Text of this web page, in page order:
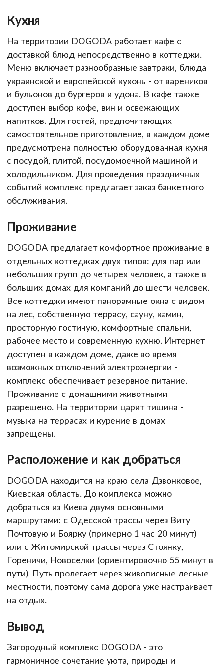
Кухня
На территории DOGODA работает кафе с
доставкой блюд непосредственно в коттеджи.
Меню включает разнообразные завтраки, блюда
украинской и европейской кухонь - от вареников
и бульонов до бургеров и удона. В кафе также
доступен выбор кофе, вин и освежающих
напитков. Для гостей, предпочитающих
самостоятельное приготовление, в каждом доме
предусмотрена полностью оборудованная кухня
с посудой, плитой, посудомоечной машиной и
холодильником. Для проведения праздничных
событий комплекс предлагает заказ банкетного
обслуживания.
Проживание
DOGODA предлагает комфортное проживание в
отдельных коттеджах двух типов: для пар или
небольших групп до четырех человек, а также в
больших домах для компаний до шести человек.
Все коттеджи имеют панорамные окна с видом
на лес, собственную террасу, сауну, камин,
просторную гостиную, комфортные спальни,
рабочее место и современную кухню. Интернет
доступен в каждом доме, даже во время
возможных отключений электроэнергии -
комплекс обеспечивает резервное питание.
Проживание с домашними животными
разрешено. На территории царит тишина -
музыка на террасах и курение в домах
запрещены.
Расположение и как добраться
DOGODA находится на краю села Дзвонковое,
Киевская область. До комплекса можно
добраться из Киева двумя основными
маршрутами: с Одесской трассы через Виту
Почтовую и Боярку (примерно 1 час 20 минут)
или с Житомирской трассы через Стоянку,
Гореничи, Новоселки (ориентировочно 55 минут в
пути). Путь пролегает через живописные лесные
местности, поэтому сама дорога уже настраивает
на отдых.
Вывод
Загородный комплекс DOGODA - это
гармоничное сочетание уюта, природы и